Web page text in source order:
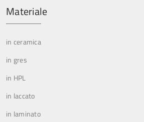
Materiale
in ceramica
in gres
in HPL
in laccato
in laminato